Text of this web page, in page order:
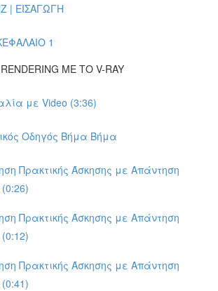
| ΕΙΣΑΓΩΓΗ
1
ΜΕ ΤΟ V-RAY
με Video (3:36)
Οδηγός Βήμα Βήμα
Πρακτικής Άσκησης με Απάντηση
Πρακτικής Άσκησης με Απάντηση
Πρακτικής Άσκησης με Απάντηση